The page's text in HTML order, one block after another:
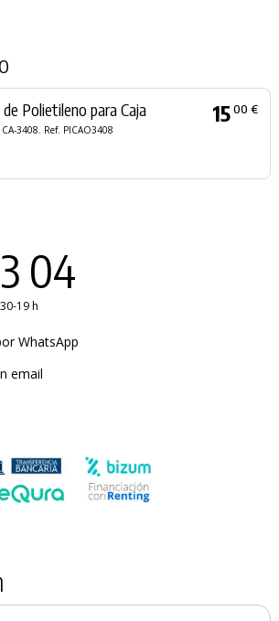
Polietileno para Caja
CA-3408. Ref. PICAO3408
1500 €
04
19 h
WhatsApp
email